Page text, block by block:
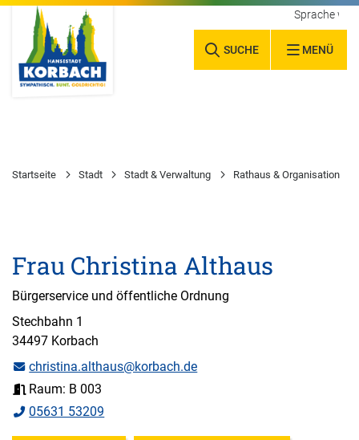
SUCHE MENÜ
Sprache
Startseite Stadt Stadt & Verwaltung Rathaus & Organisation
Frau Christina Althaus
Bürgerservice und öffentliche Ordnung
Stechbahn 1
34497 Korbach
christina.althaus@korbach.de
Raum: B 003
05631 53209